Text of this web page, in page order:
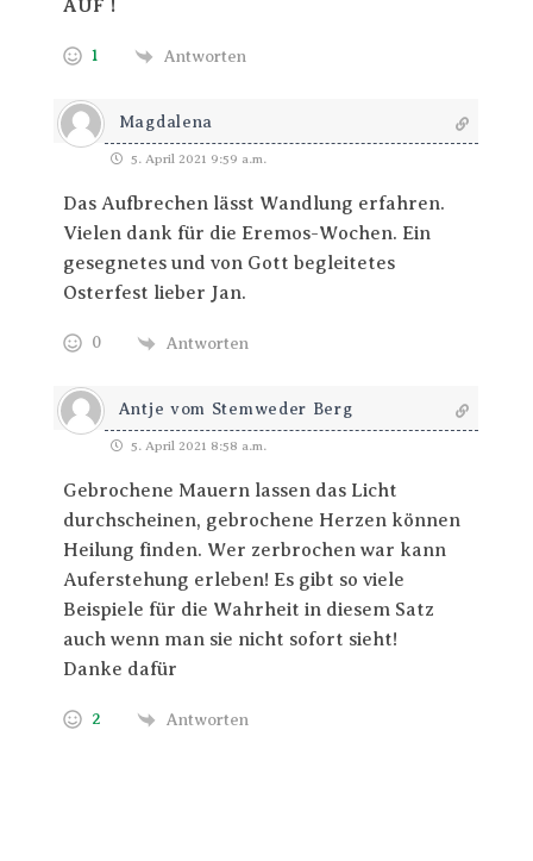
AUF !
1 Antworten
Magdalena
5. April 2021 9:59 a.m.
Das Aufbrechen lässt Wandlung erfahren.
Vielen dank für die Eremos-Wochen. Ein
gesegnetes und von Gott begleitetes
Osterfest lieber Jan.
0 Antworten
Antje vom Stemweder Berg
5. April 2021 8:58 a.m.
Gebrochene Mauern lassen das Licht
durchscheinen, gebrochene Herzen können
Heilung finden. Wer zerbrochen war kann
Auferstehung erleben! Es gibt so viele
Beispiele für die Wahrheit in diesem Satz
auch wenn man sie nicht sofort sieht!
Danke dafür
2 Antworten